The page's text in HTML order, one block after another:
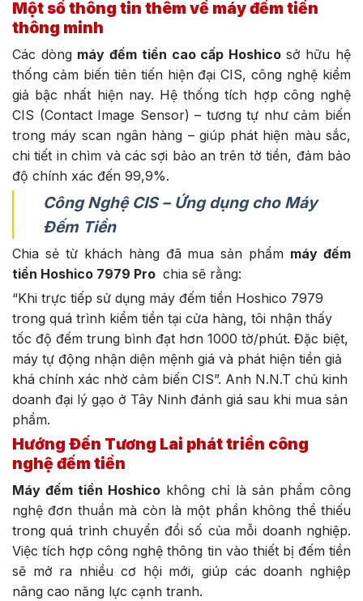
Một số thông tin thêm về máy đếm tiền
thông minh
Các dòng máy đếm tiền cao cấp Hoshico sở hữu hệ
thống cảm biến tiên tiến hiện đại CIS, công nghệ kiểm
giả bậc nhất hiện nay. Hệ thống tích hợp công nghệ
CIS (Contact Image Sensor) – tương tự như cảm biến
trong máy scan ngân hàng – giúp phát hiện màu sắc,
chi tiết in chìm và các sợi bảo an trên tờ tiền, đảm bảo
độ chính xác đến 99,9%.
Công Nghệ CIS – Ứng dụng cho Máy
Đếm Tiền
Chia sẻ từ khách hàng đã mua sản phẩm máy đếm
tiền Hoshico 7979 Pro chia sẽ rằng:
“Khi trực tiếp sử dụng máy đếm tiền Hoshico 7979
trong quá trình kiểm tiền tại cửa hàng, tôi nhận thấy
tốc độ đếm trung bình đạt hơn 1000 tờ/phút. Đặc biệt,
máy tự động nhận diện mệnh giá và phát hiện tiền giả
khá chính xác nhờ cảm biến CIS”. Anh N.N.T chủ kinh
doanh đại lý gạo ở Tây Ninh đánh giá sau khi mua sản
phẩm.
Hướng Đến Tương Lai phát triển công
nghệ đếm tiền
Máy đếm tiền Hoshico không chỉ là sản phẩm công
nghệ đơn thuần mà còn là một phần không thể thiếu
trong quá trình chuyển đổi số của mỗi doanh nghiệp.
Việc tích hợp công nghệ thông tin vào thiết bị đếm tiền
sẽ mở ra nhiều cơ hội mới, giúp các doanh nghiệp
nâng cao năng lực cạnh tranh.